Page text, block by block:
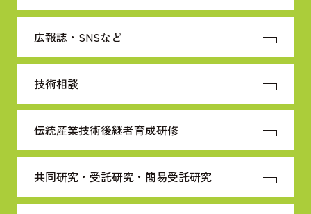
広報誌・SNSなど
技術相談
伝統産業技術後継者育成研修
共同研究・受託研究・ 簡易受託研究